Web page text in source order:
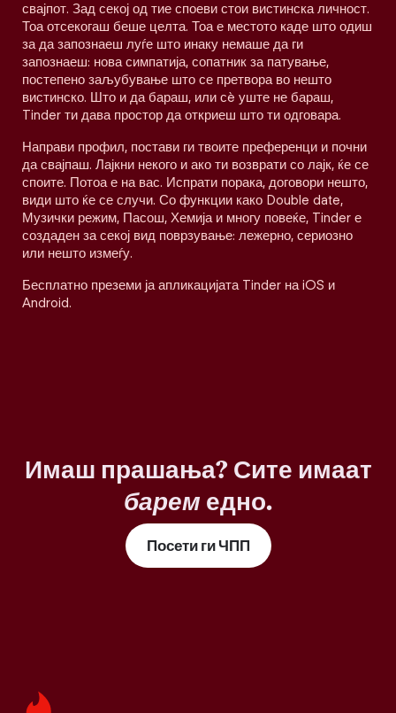
свајпот. Зад секој од тие споеви стои вистинска личност.
Тоа отсекогаш беше целта. Тоа е местото каде што одиш
за да запознаеш луѓе што инаку немаше да ги
запознаеш: нова симпатија, сопатник за патување,
постепено заљубување што се претвора во нешто
вистинско. Што и да бараш, или сè уште не бараш,
Tinder ти дава простор да откриеш што ти одговара.
Направи профил, постави ги твоите преференци и почни
да свајпаш. Лајкни некого и ако ти возврати со лајк, ќе се
споите. Потоа е на вас. Испрати порака, договори нешто,
види што ќе се случи. Со функции како Double date,
Музички режим, Пасош, Хемија и многу повеќе, Tinder е
создаден за секој вид поврзување: лежерно, сериозно
или нешто измеѓу.
Бесплатно преземи ја апликацијата Tinder на iOS и
Android.
Имаш прашања? Сите имаат
барем едно.
Посети ги ЧПП